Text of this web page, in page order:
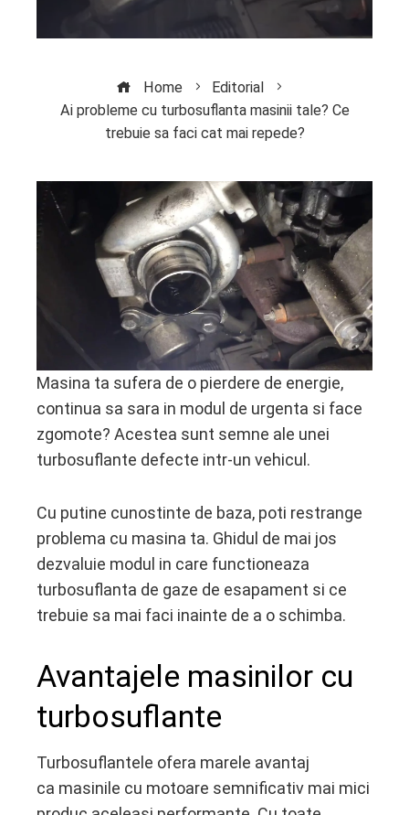
Home
Editorial
Ai probleme cu turbosuflanta masinii tale? Ce
trebuie sa faci cat mai repede?
Masina ta sufera de o pierdere de energie,
continua sa sara in modul de urgenta si face
zgomote? Acestea sunt semne ale unei
turbosuflante defecte intr-un vehicul.
Cu putine cunostinte de baza, poti restrange
problema cu masina ta. Ghidul de mai jos
dezvaluie modul in care functioneaza
turbosuflanta de gaze de esapament si ce
trebuie sa mai faci inainte de a o schimba.
Avantajele masinilor cu
turbosuflante
Turbosuflantele ofera marele avantaj
ca masinile cu motoare semnificativ mai mici